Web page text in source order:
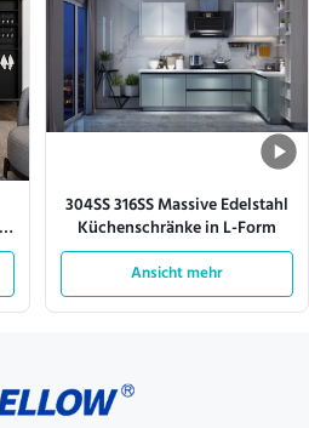
304SS 316SS Massive Edelstahl
Küchenschränke in L-Form
Ansicht mehr